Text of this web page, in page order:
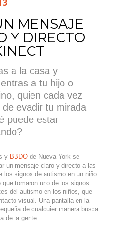
MENSAJE
Y DIRECTO
a la casa y
a tu hijo o
quien cada vez
de evadir tu mirada
puede estar
y BBDO de Nueva York se
un mensaje claro y directo a las
los signos de autismo en un niño.
que tomaron uno de los signos
del autismo en los niños, que
visual. Una pantalla en la
de cualquier manera busca
de la gente.